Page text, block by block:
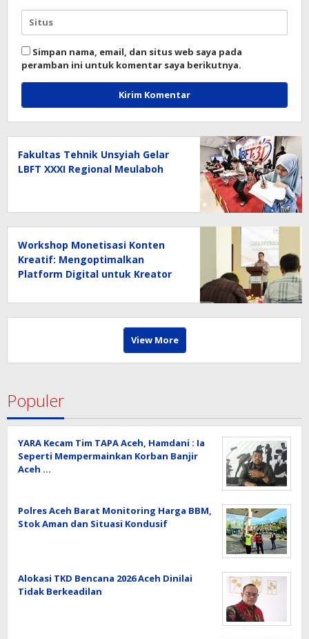
Simpan nama, email, dan situs web saya pada
peramban ini untuk komentar saya berikutnya.
Fakultas Tehnik Unsyiah Gelar
LBFT XXXI Regional Meulaboh
Workshop Monetisasi Konten
Kreatif: Mengoptimalkan
Platform Digital untuk Kreator
View More
Populer
YARA Kecam Tim TAPA Aceh, Hamdani : Ia
Seperti Mempermainkan Korban Banjir
Aceh …
Polres Aceh Barat Monitoring Harga BBM,
Stok Aman dan Situasi Kondusif
Alokasi TKD Bencana 2026 Aceh Dinilai
Tidak Berkeadilan